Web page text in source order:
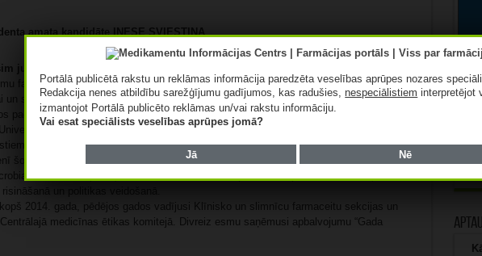
amata kandidāte INESE SVIESTIŅA
jums izdevies paveikt darba un sabiedriskā dzīvē?
farmaceite ar vairāk nekā divdesmit gadu pieredzi nozarē, sākot no darba slimnīcā
un starptautiskajai sadarbībai. Kopš 2008. gada strādāju kā klīniskā farmaceite BKUS,
pacientu aprūpē un multidisciplinārās komandās. Paralēli esmu docente un vadošā
kā arī lektore Tartu Universitātes Klīniskās farmācijas programmā, palīdzot
augt profesionāli.
šobrīd pārstāvu Latviju Eiropas Slimnīcu farmaceitu asociācijā (EAHP) un Eiropas
Resistance (AMR) One Health Network” ekspertu tīklā, piedaloties arī zāļu
un politikas veidošanā.
2014. gada, pēdējos gados vadījusi Klīnisko un slimnīcu farmaceitu sekcijas un
medicīnas ētikas komitejā. Divreiz esmu saņēmusi apbalvojumu “Gada
Portālā publicētā rakstu un reklāmas informācija paredzēta veselības aprūpes nozares
Redakcija nenes atbildību sarežģījumu gadījumos, kas radušies,nespeciālistiem interpretējot
izmantojot Portālā publicēto reklāmas un/vai rakstu informāciju.
Vai esat speciālists veselības aprūpes jomā?
Jā Nē